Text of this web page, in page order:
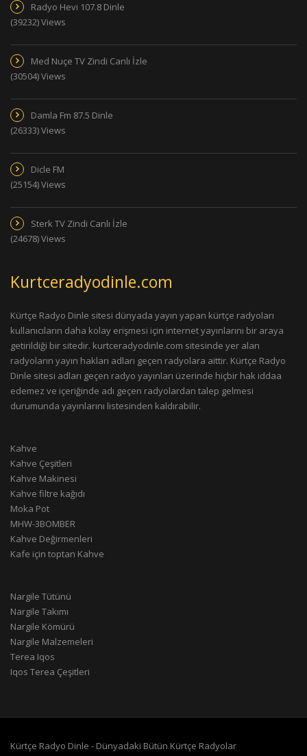
Radyo Hevi 107.8 Dinle
(39232) Views
Med Nuçe TV Zindi Canlı İzle
(30504) Views
Damla Fm 87.5 Dinle
(26333) Views
Dicle FM
(25154) Views
Sterk TV Zindi Canlı İzle
(24678) Views
Kurtceradyodinle.com
Kürtçe Radyo Dinle sitesi dünyada yayın yapan kürtçe radyoları
kullanıcıların daha kolay erişmesi için internet yayınlarını bir araya
getirildiği bir sitedir. kurtceradyodinle.com sitesinde yer alan
radyoların yayın hakları adları geçen radyolara aittir. Kürtçe Radyo
Dinle sitesi adları geçen radyo yayınları üzerinde hiçbir hak iddaa
edemez ve içeriğinde adı geçen radyolardan talep gelmesi
durumunda yayınlarını listesinden kaldırabilir.
Kahve
Kahve Çeşitleri
Kahve Makinesi
Kahve filtre kağıdı
Moka Pot
MHW-3BOMBER
Kahve Değirmenleri
Kafe için toptan Kahve
Nargile Tütünü
Nargile Takımı
Nargile Kömürü
Nargile Malzemeleri
Terea Iqos
Iqos Terea Çeşitleri
Kürtçe Radyo Dinle - Dünyadaki Bütün Kürtçe Radyolar